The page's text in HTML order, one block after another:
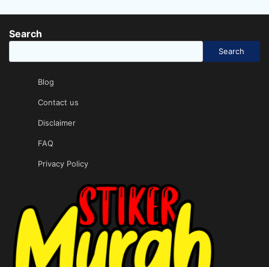
Search
Search
Blog
Contact us
Disclaimer
FAQ
Privacy Policy